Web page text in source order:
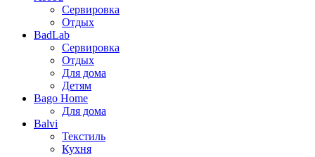
Сервировка
Отдых
BadLab
Сервировка
Отдых
Для дома
Детям
Bago Home
Для дома
Balvi
Текстиль
Кухня